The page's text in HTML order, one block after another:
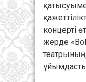
концерті
жерде
театрының